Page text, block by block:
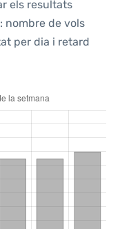
els resultats
nombre de vols
per dia i retard